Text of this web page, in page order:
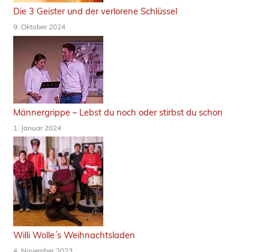
Die 3 Geister und der verlorene Schlüssel
9. Oktober 2024
Männergrippe – Lebst du noch oder stirbst du schon
1. Januar 2024
Willi Wolle´s Weihnachtsladen